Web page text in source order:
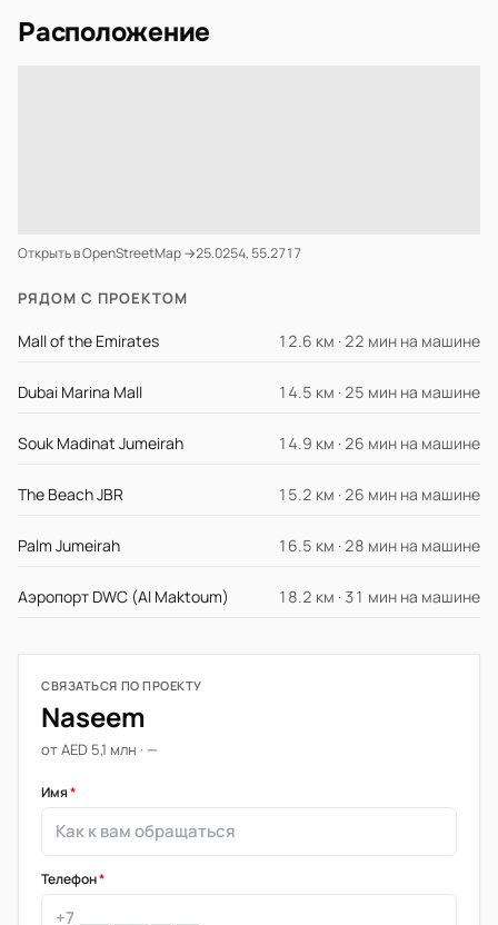
Расположение
Открыть в OpenStreetMap →25.0254, 55.2717
РЯДОМ С ПРОЕКТОМ
Mall of the Emirates 12.6 км · 22 мин на машине
Dubai Marina Mall 14.5 км · 25 мин на машине
Souk Madinat Jumeirah 14.9 км · 26 мин на машине
The Beach JBR 15.2 км · 26 мин на машине
Palm Jumeirah 16.5 км · 28 мин на машине
Аэропорт DWC (Al Maktoum) 18.2 км · 31 мин на машине
СВЯЗАТЬСЯ ПО ПРОЕКТУ
Naseem
от AED 5,1 млн · —
Имя*
Телефон*